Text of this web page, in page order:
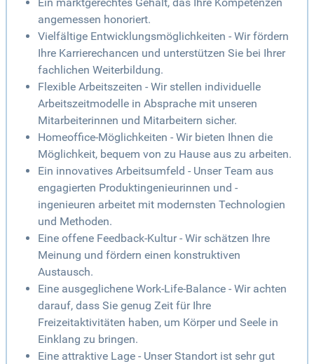
Ein marktgerechtes Gehalt, das Ihre Kompetenzen
angemessen honoriert.
Vielfältige Entwicklungsmöglichkeiten - Wir fördern
Ihre Karrierechancen und unterstützen Sie bei Ihrer
fachlichen Weiterbildung.
Flexible Arbeitszeiten - Wir stellen individuelle
Arbeitszeitmodelle in Absprache mit unseren
Mitarbeiterinnen und Mitarbeitern sicher.
Homeoffice-Möglichkeiten - Wir bieten Ihnen die
Möglichkeit, bequem von zu Hause aus zu arbeiten.
Ein innovatives Arbeitsumfeld - Unser Team aus
engagierten Produktingenieurinnen und -
ingenieuren arbeitet mit modernsten Technologien
und Methoden.
Eine offene Feedback-Kultur - Wir schätzen Ihre
Meinung und fördern einen konstruktiven
Austausch.
Eine ausgeglichene Work-Life-Balance - Wir achten
darauf, dass Sie genug Zeit für Ihre
Freizeitaktivitäten haben, um Körper und Seele in
Einklang zu bringen.
Eine attraktive Lage - Unser Standort ist sehr gut